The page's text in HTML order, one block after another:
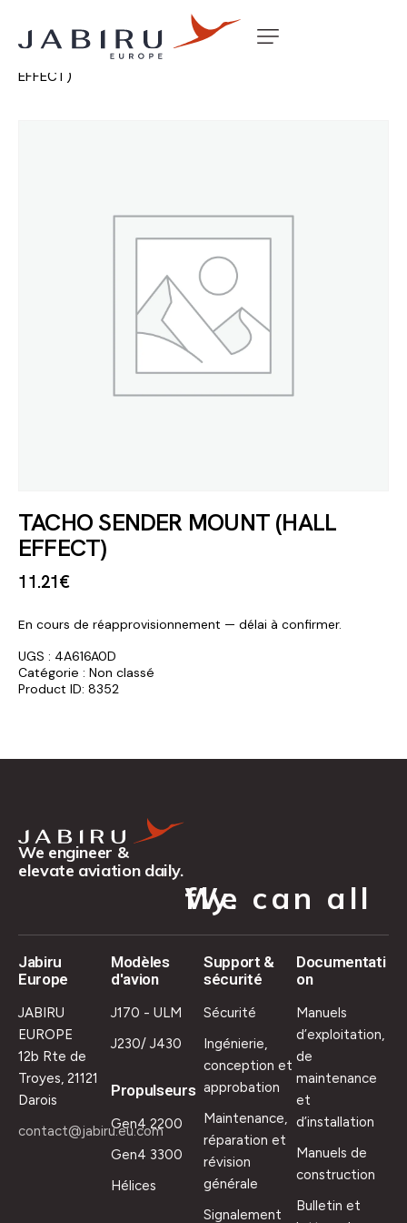
Accueil Non classé
EFFECT)
TACHO SENDER MOUNT (HALL
EFFECT)
11.21€
En cours de réapprovisionnement — délai à confirmer.
UGS : 4A616A0D
Catégorie : Non classé
Product ID: 8352
We engineer &
elevate aviation daily.
We can all fly.
Jabiru
Europe
JABIRU
EUROPE
12b Rte de
Troyes, 21121
Darois
contact@jabiru.eu.com
Modèles
d'avion
J170 - ULM
J230/ J430
Propulseurs
Gen4 2200
Gen4 3300
Hélices
Support &
sécurité
Sécurité
Ingénierie,
conception et
approbation
Maintenance,
réparation et
révision
générale
Signalement
Documentati
on
Manuels
d’exploitation,
de
maintenance
et
d’installation
Manuels de
construction
Bulletin et